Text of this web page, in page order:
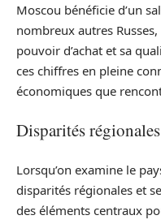
Moscou bénéficie d’un
nombreux autres
pouvoir d’achat et sa
ces chiffres en pleine
économiques que
Disparités
Lorsqu’on examine le
disparités régionales et
des éléments centraux